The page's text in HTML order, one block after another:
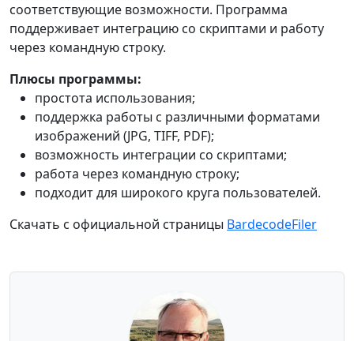
соответствующие возможности. Программа
поддерживает интеграцию со скриптами и работу
через командную строку.
Плюсы программы:
простота использования;
поддержка работы с различными форматами
изображений (JPG, TIFF, PDF);
возможность интеграции со скриптами;
работа через командную строку;
подходит для широкого круга пользователей.
Скачать с официальной страницы BardecodeFiler